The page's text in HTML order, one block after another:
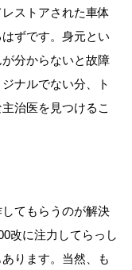
ストアされた車体
ずです。身元とい
分からないと故障
ナルでない分、ト
治医を見つけるこ
てもらうのが解決
改に注力してらっし
ります。当然、も